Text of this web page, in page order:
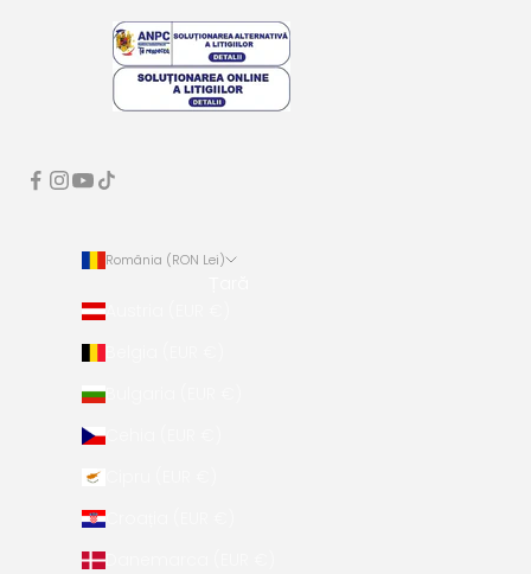
România (RON Lei)
Austria (EUR €)
Bulgaria (EUR €)
Cehia (EUR €)
Croația (EUR €)
Danemarca (EUR €)